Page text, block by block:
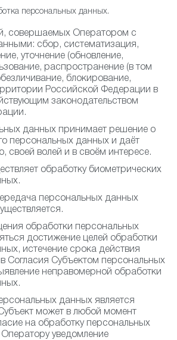
персональных данных.
совершаемых Оператором с
сбор, систематизация,
уточнение (обновление,
распространение (в том
блокирование,
Российской Федерации в
законодательством
данных принимает решение о
персональных данных и даёт
своей волей и в своём интересе.
обработку биометрических
персональных данных
обработки персональных
достижение целей обработки
истечение срока действия
Согласия Субъектом персональных
неправомерной обработки
данных является
может в любой момент
на обработку персональных
уведомление